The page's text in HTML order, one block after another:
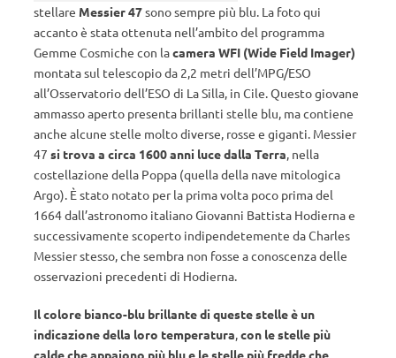
stellare Messier 47sono sempre più blu. La foto qui
accanto è stata ottenuta nell’ambito del programma
Gemme Cosmiche con lacamera WFI (Wide Field Imager)
montata sul telescopio da 2,2 metri dell’MPG/ESO
all’Osservatorio dell’ESO di La Silla, in Cile. Questo giovane
ammasso aperto presenta brillanti stelle blu, ma contiene
anche alcune stelle molto diverse, rosse e giganti. Messier
47 si trova a circa 1600 anni luce dalla Terra, nella
costellazione della Poppa (quella della nave mitologica
Argo). È stato notato per la prima volta poco prima del
1664 dall’astronomo italiano Giovanni Battista Hodierna e
successivamente scoperto indipendetemente da Charles
Messier stesso, che sembra non fosse a conoscenza delle
osservazioni precedenti di Hodierna.
Il colore bianco-blu brillante di queste stelle è un
indicazione della loro temperatura,con le stelle più
calde che appaiono più blu e le stelle più fredde che